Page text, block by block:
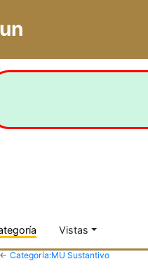
Vistas
←Categoría:MU Sustantivo